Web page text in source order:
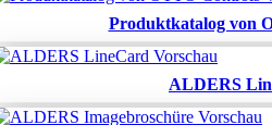
Produktkatalog von
ALDERS